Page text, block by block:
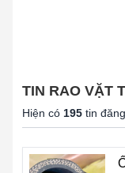
TIN RAO VẶT
Hiện có 195 tin đăng